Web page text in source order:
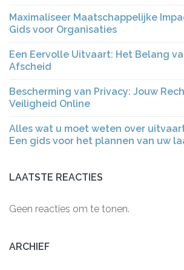
Maximaliseer Maatschappelijke
Gids voor Organisaties
Een Eervolle Uitvaart: Het Belang
Afscheid
Bescherming van Privacy: Jouw
Veiligheid Online
Alles wat u moet weten over
Een gids voor het plannen van uw
LAATSTE REACTIES
Geen reacties om te tonen.
ARCHIEF